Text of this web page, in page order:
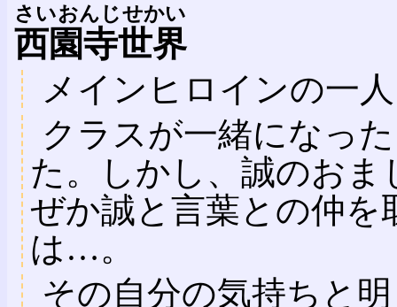
西園寺世界
さいおんじせかい
メインヒロインの一
クラスが一緒になっ
た。しかし、誠のお
ぜか誠と言葉との仲を
は…。
その自分の気持ちと